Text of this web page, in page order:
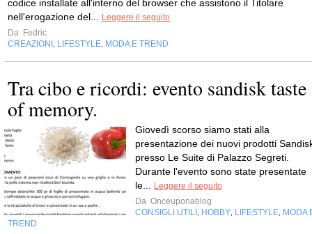
codice installate all'interno del browser che assistono il Titolare
nell'erogazione del...
Leggere il seguito
Da Fedric
CREAZIONI
LIFESTYLE MODA E TREND
Tra cibo e ricordi: evento sandisk taste
of memory.
Giovedì scorso siamo stati alla
presentazione dei nuovi prodotti
presso Le Suite di Palazzo Segreti.
Durante l'evento sono state presentate
le...
Leggere il seguito
Da Onceuponablog
CONSIGLI UTILI
HOBBY LIFESTYLE MODA
TREND